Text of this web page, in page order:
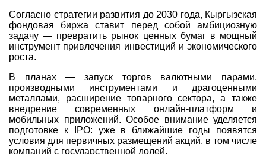
Согласно стратегии развития до 2030 года, Кыргызская
фондовая биржа ставит перед собой амбициозную
задачу — превратить рынок ценных бумаг в мощный
инструмент привлечения инвестиций и экономического
роста.
В планах — запуск торгов валютными парами,
производными инструментами и драгоценными
металлами, расширение товарного сектора, а также
внедрение современных онлайн-платформ и
мобильных приложений. Особое внимание уделяется
подготовке к IPO: уже в ближайшие годы появятся
условия для первичных размещений акций, в том числе
компаний с государственной долей.